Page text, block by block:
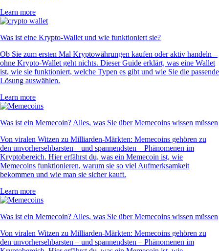
Learn more
Was ist eine Krypto-Wallet und wie funktioniert sie?
Ob Sie zum ersten Mal Kryptowährungen kaufen oder aktiv handeln –
ohne Krypto-Wallet geht nichts. Dieser Guide erklärt, was eine Wallet
ist, wie sie funktioniert, welche Typen es gibt und wie Sie die passende
Lösung auswählen.
Learn more
Was ist ein Memecoin? Alles, was Sie über Memecoins wissen müssen
Von viralen Witzen zu Milliarden-Märkten: Memecoins gehören zu
den unvorhersehbarsten – und spannendsten – Phänomenen im
Kryptobereich. Hier erfährst du, was ein Memecoin ist, wie
Memecoins funktionieren, warum sie so viel Aufmerksamkeit
bekommen und wie man sie sicher kauft.
Learn more
Was ist ein Memecoin? Alles, was Sie über Memecoins wissen müssen
Von viralen Witzen zu Milliarden-Märkten: Memecoins gehören zu
den unvorhersehbarsten – und spannendsten – Phänomenen im